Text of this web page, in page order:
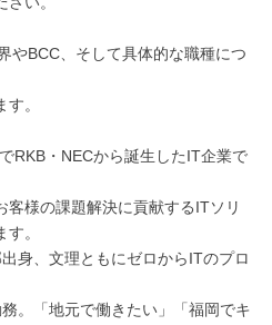
やBCC、そして具体的な職種につ
。
RKB・NECから誕生したIT企業で
客様の課題解決に貢献するITソリ
。
身、文理ともにゼロからITのプロ
。「地元で働きたい」「福岡でキ